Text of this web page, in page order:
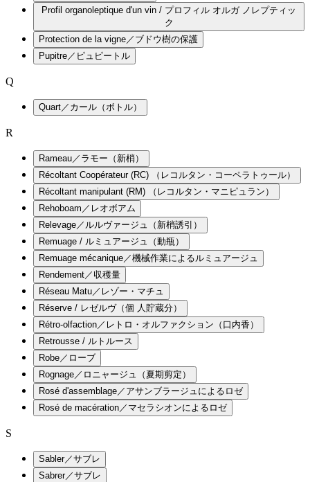
Profil organoleptique d'un vin / プロフィル オルガ ノレプティッ
ク
Protection de la vigne／ブドウ樹の保護
Pupitre／ピュピートル
Q
Quart／カール（ボトル）
R
Rameau／ラモー（新梢）
Récoltant Coopérateur (RC) （レコルタン・コーペラトゥール）
Récoltant manipulant (RM) （レコルタン・マニピュラン）
Rehoboam／レオボアム
Relevage／ルルヴァージュ（新梢誘引）
Remuage / ルミュアージュ（動瓶）
Remuage mécanique／機械作業によるルミュアージュ
Rendement／収穫量
Réseau Matu／レゾー・マチュ
Réserve / レゼルヴ（個 人貯蔵分）
Rétro-olfaction／レトロ・オルファクション（口内香）
Retrousse / ルトルース
Robe／ローブ
Rognage／ロニャージュ（夏期剪定）
Rosé d'assemblage／アサンブラージュによるロゼ
Rosé de macération／マセラシオンによるロゼ
S
Sabler／サブレ
Sabrer／サブレ